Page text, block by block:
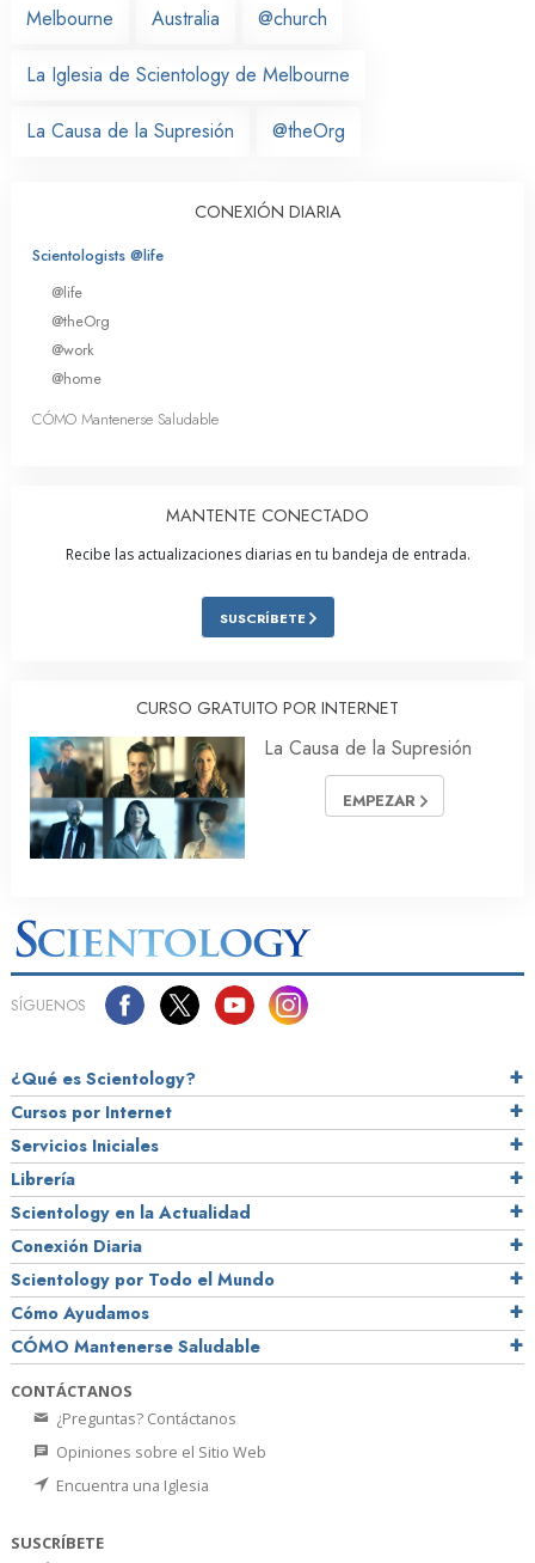
Melbourne
Australia @church
La Iglesia de Scientology de Melbourne
La Causa de la Supresión @theOrg
CONEXIÓN DIARIA
Scientologists @life
@life
@theOrg
@work
@home
CÓMO Mantenerse Saludable
MANTENTE CONECTADO
Recibe las actualizaciones diarias en tu bandeja de entrada.
SUSCRÍBETE
CURSO GRATUITO POR INTERNET
La Causa de la Supresión
EMPEZAR
SÍGUENOS
¿Qué es Scientology?
Cursos por Internet
Servicios Iniciales
Librería
Scientology en la Actualidad
Conexión Diaria
Scientology por Todo el Mundo
Cómo Ayudamos
CÓMO Mantenerse Saludable
CONTÁCTANOS
¿Preguntas? Contáctanos
Opiniones sobre el Sitio Web
Encuentra una Iglesia
SUSCRÍBETE